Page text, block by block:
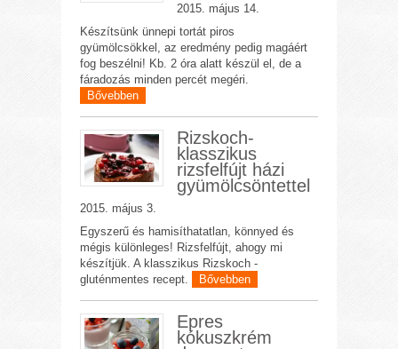
2015. május 14.
Készítsünk ünnepi tortát piros
gyümölcsökkel, az eredmény pedig magáért
fog beszélni! Kb. 2 óra alatt készül el, de a
fáradozás minden percét megéri.
Bővebben
Rizskoch-
klasszikus
rizsfelfújt házi
gyümölcsöntettel
2015. május 3.
Egyszerű és hamisíthatatlan, könnyed és
mégis különleges! Rizsfelfújt, ahogy mi
készítjük. A klasszikus Rizskoch -
gluténmentes recept.
Bővebben
Epres
kókuszkrém